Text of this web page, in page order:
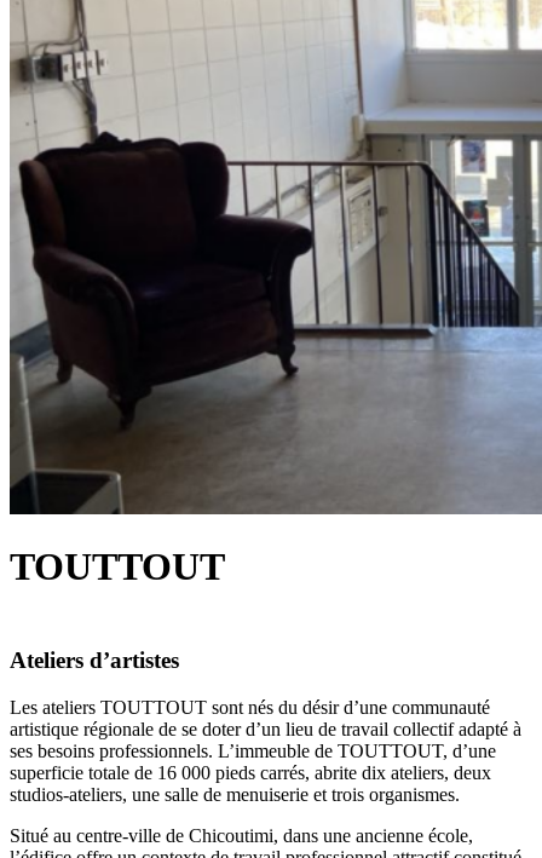
TOUTTOUT
Ateliers d’artistes
Les ateliers TOUTTOUT sont nés du désir d’une communauté
artistique régionale de se doter d’un lieu de travail collectif adapté à
ses besoins professionnels. L’immeuble de TOUTTOUT, d’une
superficie totale de 16 000 pieds carrés, abrite dix ateliers, deux
studios-ateliers, une salle de menuiserie et trois organismes.
Situé au centre-ville de Chicoutimi, dans une ancienne école,